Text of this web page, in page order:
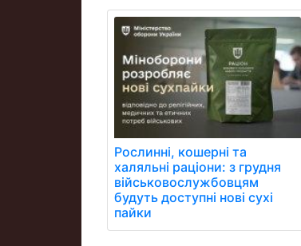
Рослинні, кошерні та
халяльні раціони: з грудня
військовослужбовцям
будуть доступні нові сухі
пайки